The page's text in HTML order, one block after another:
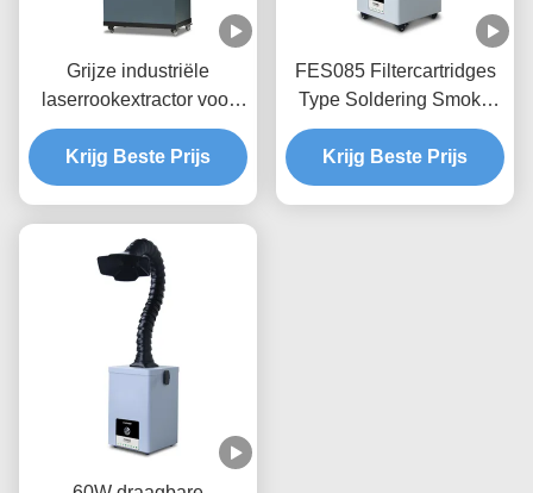
Grijze industriële
laserrookextractor voor
lasersnijmachine /
gravure
Krijg Beste Prijs
FES085 Filtercartridges
Type Soldering Smoke
Extractor 85W Voor het
graveren
Krijg Beste Prijs